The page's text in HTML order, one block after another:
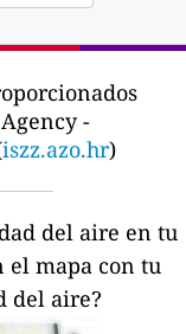
-
iszz.azo.hr)
del aire en tu
el mapa con tu
del aire?